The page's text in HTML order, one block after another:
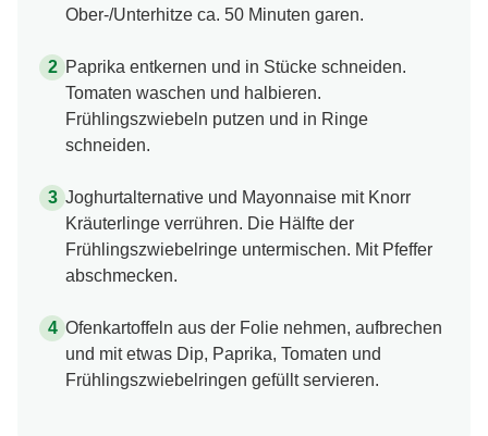
Ober-/Unterhitze ca. 50 Minuten garen.
Paprika entkernen und in Stücke schneiden.
Tomaten waschen und halbieren.
Frühlingszwiebeln putzen und in Ringe
schneiden.
Joghurtalternative und Mayonnaise mit Knorr
Kräuterlinge verrühren. Die Hälfte der
Frühlingszwiebelringe untermischen. Mit Pfeffer
abschmecken.
Ofenkartoffeln aus der Folie nehmen, aufbrechen
und mit etwas Dip, Paprika, Tomaten und
Frühlingszwiebelringen gefüllt servieren.